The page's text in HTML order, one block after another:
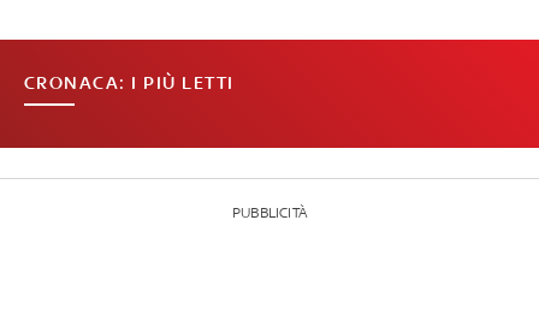
CRONACA: I PIÙ LETTI
PUBBLICITÀ